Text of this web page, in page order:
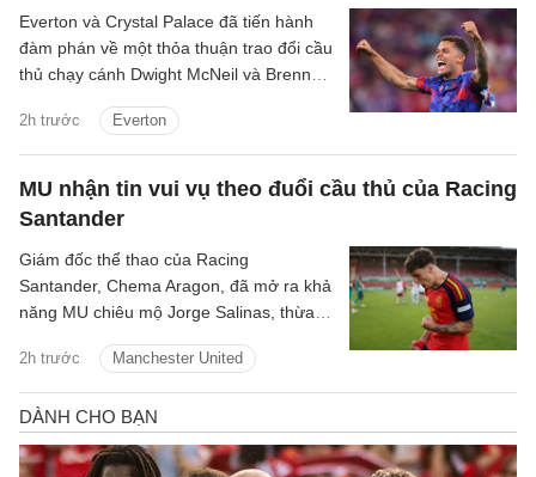
2h trước Everton
Everton và Crystal Palace đã tiến hành
đàm phán về một thỏa thuận trao đổi cầu
thủ chạy cánh Dwight McNeil và Brennan
MU nhận tin vui vụ theo đuổi cầu thủ của Racing
Santander
2h trước Manchester United
Giám đốc thể thao của Racing
Santander, Chema Aragon, đã mở ra khả
năng MU chiêu mộ Jorge Salinas, thừa
các ông lớn tiếp cận.